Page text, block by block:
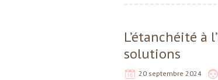
L’étanchéité
solutions
20 septembre 2024